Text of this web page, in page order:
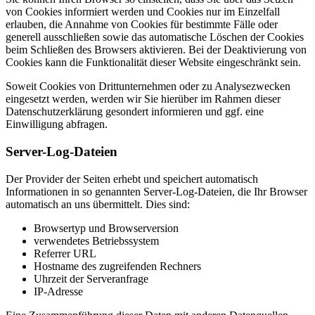
von Cookies informiert werden und Cookies nur im Einzelfall
erlauben, die Annahme von Cookies für bestimmte Fälle oder
generell ausschließen sowie das automatische Löschen der Cookies
beim Schließen des Browsers aktivieren. Bei der Deaktivierung von
Cookies kann die Funktionalität dieser Website eingeschränkt sein.
Soweit Cookies von Drittunternehmen oder zu Analysezwecken
eingesetzt werden, werden wir Sie hierüber im Rahmen dieser
Datenschutzerklärung gesondert informieren und ggf. eine
Einwilligung abfragen.
Server-Log-Dateien
Der Provider der Seiten erhebt und speichert automatisch
Informationen in so genannten Server-Log-Dateien, die Ihr Browser
automatisch an uns übermittelt. Dies sind:
Browsertyp und Browserversion
verwendetes Betriebssystem
Referrer URL
Hostname des zugreifenden Rechners
Uhrzeit der Serveranfrage
IP-Adresse